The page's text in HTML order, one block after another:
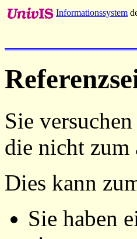
Informationssystem
Sie
die nicht
Dies kann
Sie haben